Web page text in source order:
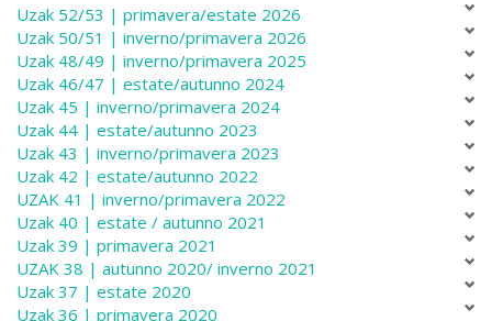
Uzak 52/53 | primavera/estate 2026
Uzak 50/51 | inverno/primavera 2026
Uzak 48/49 | inverno/primavera 2025
Uzak 46/47 | estate/autunno 2024
Uzak 45 | inverno/primavera 2024
Uzak 44 | estate/autunno 2023
Uzak 43 | inverno/primavera 2023
Uzak 42 | estate/autunno 2022
UZAK 41 | inverno/primavera 2022
Uzak 40 | estate / autunno 2021
Uzak 39 | primavera 2021
UZAK 38 | autunno 2020/ inverno 2021
Uzak 37 | estate 2020
Uzak 36 | primavera 2020